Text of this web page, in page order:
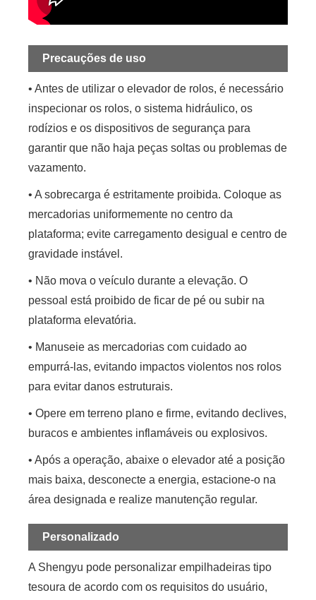
Precauções de uso
• Antes de utilizar o elevador de rolos, é necessário
inspecionar os rolos, o sistema hidráulico, os
rodízios e os dispositivos de segurança para
garantir que não haja peças soltas ou problemas de
vazamento.
• A sobrecarga é estritamente proibida. Coloque as
mercadorias uniformemente no centro da
plataforma; evite carregamento desigual e centro de
gravidade instável.
• Não mova o veículo durante a elevação. O
pessoal está proibido de ficar de pé ou subir na
plataforma elevatória.
• Manuseie as mercadorias com cuidado ao
empurrá-las, evitando impactos violentos nos rolos
para evitar danos estruturais.
• Opere em terreno plano e firme, evitando declives,
buracos e ambientes inflamáveis ​​ou explosivos.
• Após a operação, abaixe o elevador até a posição
mais baixa, desconecte a energia, estacione-o na
área designada e realize manutenção regular.
Personalizado
A Shengyu pode personalizar empilhadeiras tipo
tesoura de acordo com os requisitos do usuário,